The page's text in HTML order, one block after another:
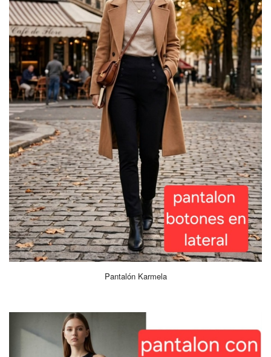
Pantalón Karmela